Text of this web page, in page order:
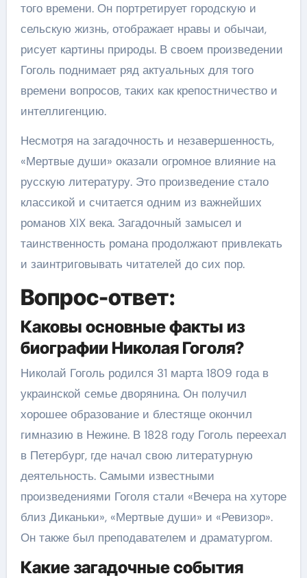
того времени. Он портретирует городскую и
сельскую жизнь, отображает нравы и обычаи,
рисует картины природы. В своем произведении
Гоголь поднимает ряд актуальных для того
времени вопросов, таких как крепостничество и
интеллигенцию.
Несмотря на загадочность и незавершенность,
«Мертвые души» оказали огромное влияние на
русскую литературу. Это произведение стало
классикой и считается одним из важнейших
романов XIX века. Загадочный замысел и
таинственность романа продолжают привлекать
и заинтриговывать читателей до сих пор.
Вопрос-ответ:
Каковы основные факты из
биографии Николая Гоголя?
Николай Гоголь родился 31 марта 1809 года в
украинской семье дворянина. Он получил
хорошее образование и блестяще окончил
гимназию в Нежине. В 1828 году Гоголь переехал
в Петербург, где начал свою литературную
деятельность. Самыми известными
произведениями Гоголя стали «Вечера на хуторе
близ Диканьки», «Мертвые души» и «Ревизор».
Он также был преподавателем и драматургом.
Какие загадочные события